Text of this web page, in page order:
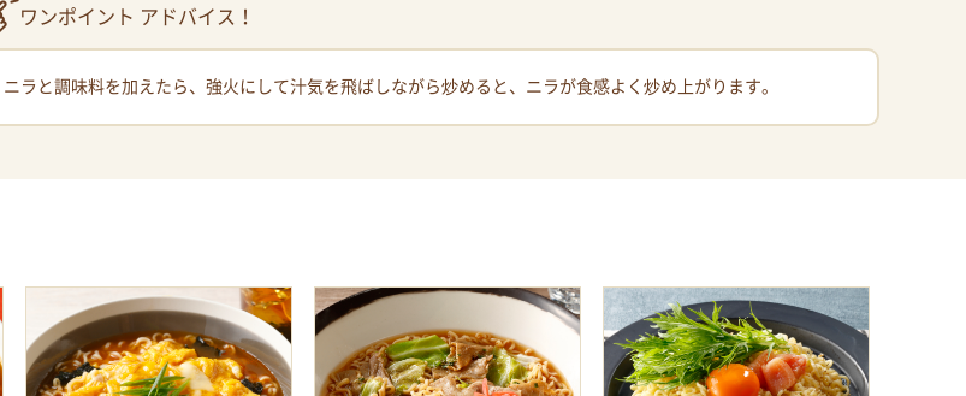
ワンポイント アドバイス！
ニラと調味料を加えたら、強火にして汁気を飛ばしながら炒めると、ニラが食感よく炒め上がります。